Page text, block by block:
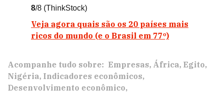
8/8 (ThinkStock)
Veja agora quais são os 20 países mais
ricos do mundo (e o Brasil em 77º)
Acompanhe tudo sobre: Empresas África Egito
Nigéria Indicadores econômicos
Desenvolvimento econômico